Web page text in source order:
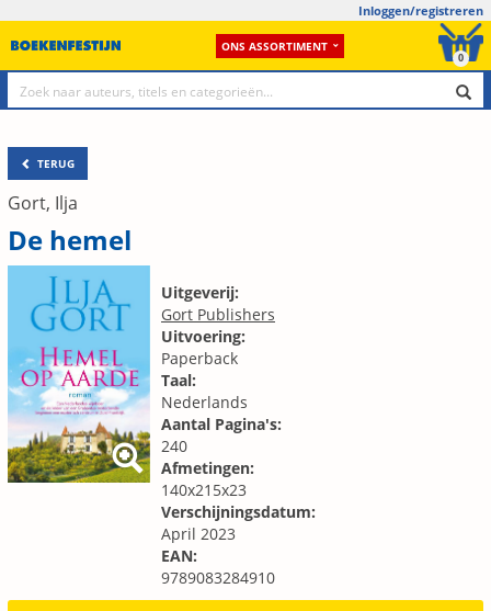
Inloggen/registreren
ONS ASSORTIMENT
0
TERUG
Gort, Ilja
De hemel
Uitgeverij:
Gort Publishers
Uitvoering:
Paperback
Taal:
Nederlands
Aantal Pagina's:
240
Afmetingen:
140x215x23
Verschijningsdatum:
April 2023
EAN:
9789083284910